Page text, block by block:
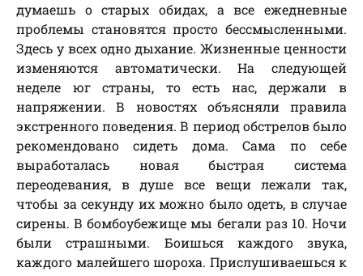
думаешь о старых обидах, а все ежедневные
проблемы становятся просто бессмысленными.
Здесь у всех одно дыхание. Жизненные ценности
изменяются автоматически. На следующей
неделе юг страны, то есть нас, держали в
напряжении. В новостях объясняли правила
экстренного поведения. В период обстрелов было
рекомендовано сидеть дома. Сама по себе
выработалась новая быстрая система
переодевания, в душе все вещи лежали так,
чтобы за секунду их можно было одеть, в случае
сирены. В бомбоубежище мы бегали раз 10. Ночи
были страшными. Боишься каждого звука,
каждого малейшего шороха. Прислушиваешься к